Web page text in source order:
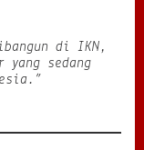
di IKN,
sedang